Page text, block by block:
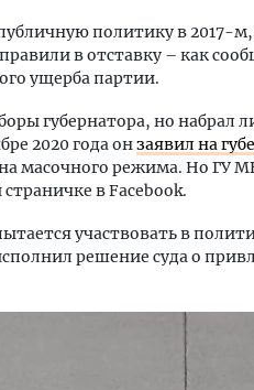
политику в 2017-м,
в отставку – как
ущерба партии.
губернатора, но набрал
2020 года онзаявил на
масочного режима. Но ГУ
в Facebook.
участвовать в
решение суда о